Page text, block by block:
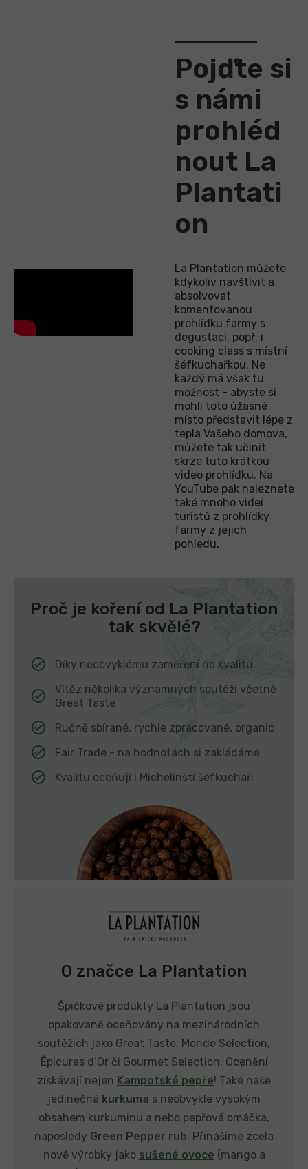
Pojďte si
s námi
prohléd
nout La
Plantati
on
La Plantation můžete
kdykoliv navštívit a
absolvovat
komentovanou
prohlídku farmy s
degustací, popř. i
cooking class s místní
šéfkuchařkou. Ne
každý má však tu
možnost - abyste si
mohli toto úžasné
místo představit lépe z
tepla Vašeho domova,
můžete tak učinit
skrze tuto krátkou
video prohlídku. Na
YouTube pak naleznete
také mnoho videí
turistů z prohlídky
farmy z jejich
pohledu.
Proč je koření od La Plantation
tak skvělé?
Díky neobvyklému zaměření na kvalitu
Vítěz několika významných soutěží včetně
Great Taste
Ručně sbírané, rychle zpracované, organic
Fair Trade - na hodnotách si zakládáme
Kvalitu oceňují i Michelinští šéfkuchaři
O značce La Plantation
Špičkové produkty La Plantation jsou
opakovaně oceňovány na mezinárodních
soutěžích jako Great Taste, Monde Selection,
Épicures d’Or či Gourmet Selection. Ocenění
získávají nejen Kampotské pepře! Také naše
jedinečná kurkuma s neobvykle vysokým
obsahem kurkuminu a nebo pepřová omáčka,
naposledy Green Pepper rub. Přinášíme zcela
nové výrobky jako sušené ovoce (mango a